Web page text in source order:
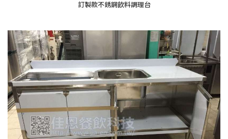
訂製款不銹鋼飲料調理台